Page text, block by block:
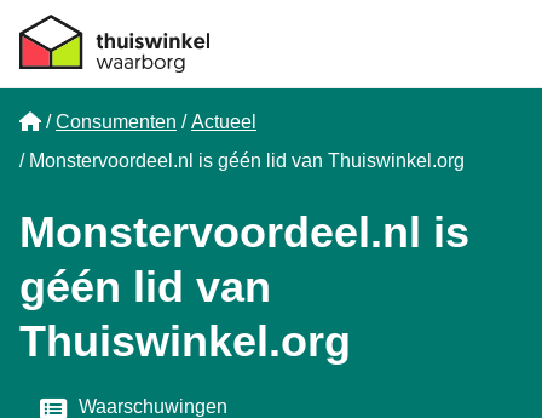
Home
Consumenten
Actueel
Monstervoordeel.nl is géén lid van Thuiswinkel.org
Monstervoordeel.nl is
géén lid van
Thuiswinkel.org
Categorie
Waarschuwingen